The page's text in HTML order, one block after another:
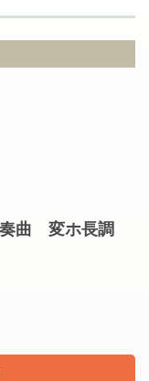
奏曲 変ホ長調